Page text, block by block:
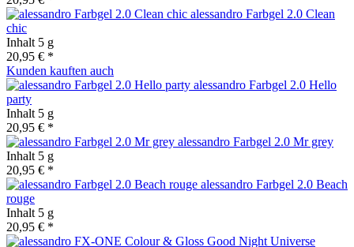
alessandro Farbgel 2.0 Clean
chic
Inhalt 5 g
20,95 € *
Kunden kauften auch
alessandro Farbgel 2.0 Hello
party
Inhalt 5 g
20,95 € *
alessandro Farbgel 2.0 Mr grey
Inhalt 5 g
20,95 € *
alessandro Farbgel 2.0 Beach
rouge
Inhalt 5 g
20,95 € *